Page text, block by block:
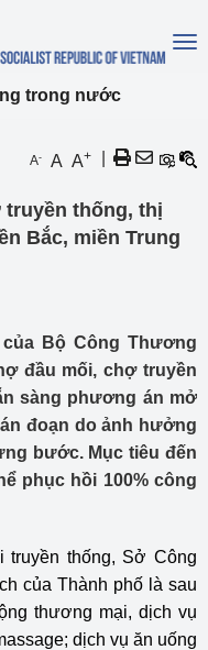
trong nước
A- A A+
truyền thống, thị
Bắc, miền Trung
Bộ Công Thương
đầu mối, chợ truyền
sàng phương án mở
đoạn do ảnh hưởng
bước. Mục tiêu đến
phục hồi 100% công
thống, Sở Công
của Thành phố là sau
thương mại, dịch vụ
dịch vụ ăn uống